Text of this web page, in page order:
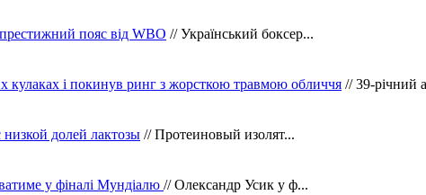
пояс від WBO // Український боксер...
кулаках і покинув ринг з жорсткою травмою обличчя // 39-річний
долей лактозы // Протеиновый изолят...
у фіналі Мундіалю // Олександр Усик у ф...